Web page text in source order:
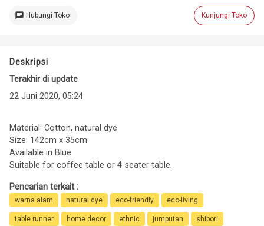
chat Hubungi Toko Kunjungi Toko
Deskripsi
Terakhir di update
22 Juni 2020, 05:24
Material: Cotton, natural dye
Size: 142cm x 35cm
Available in Blue
Suitable for coffee table or 4-seater table.
Pencarian terkait :
warna alam natural dye eco-friendly eco-living
table runner home decor ethnic jumputan shibori